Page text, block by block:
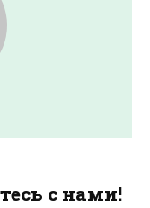
с нами!